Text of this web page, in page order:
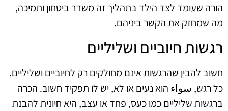
הורה שעומד לצד הילד בתהליך זה משדר ביטחון ותמיכה,
מה שמחזק את הקשר ביניהם.
רגשות חיוביים ושליליים
חשוב להבין שהרגשות אינם מחולקים רק לחיוביים ושליליים.
כל רגש, سواء הוא נעים או לא, יש לו תפקיד חשוב. הכרה
ברגשות שליליים כמו כעס, פחד או עצב, היא חיונית להבנת